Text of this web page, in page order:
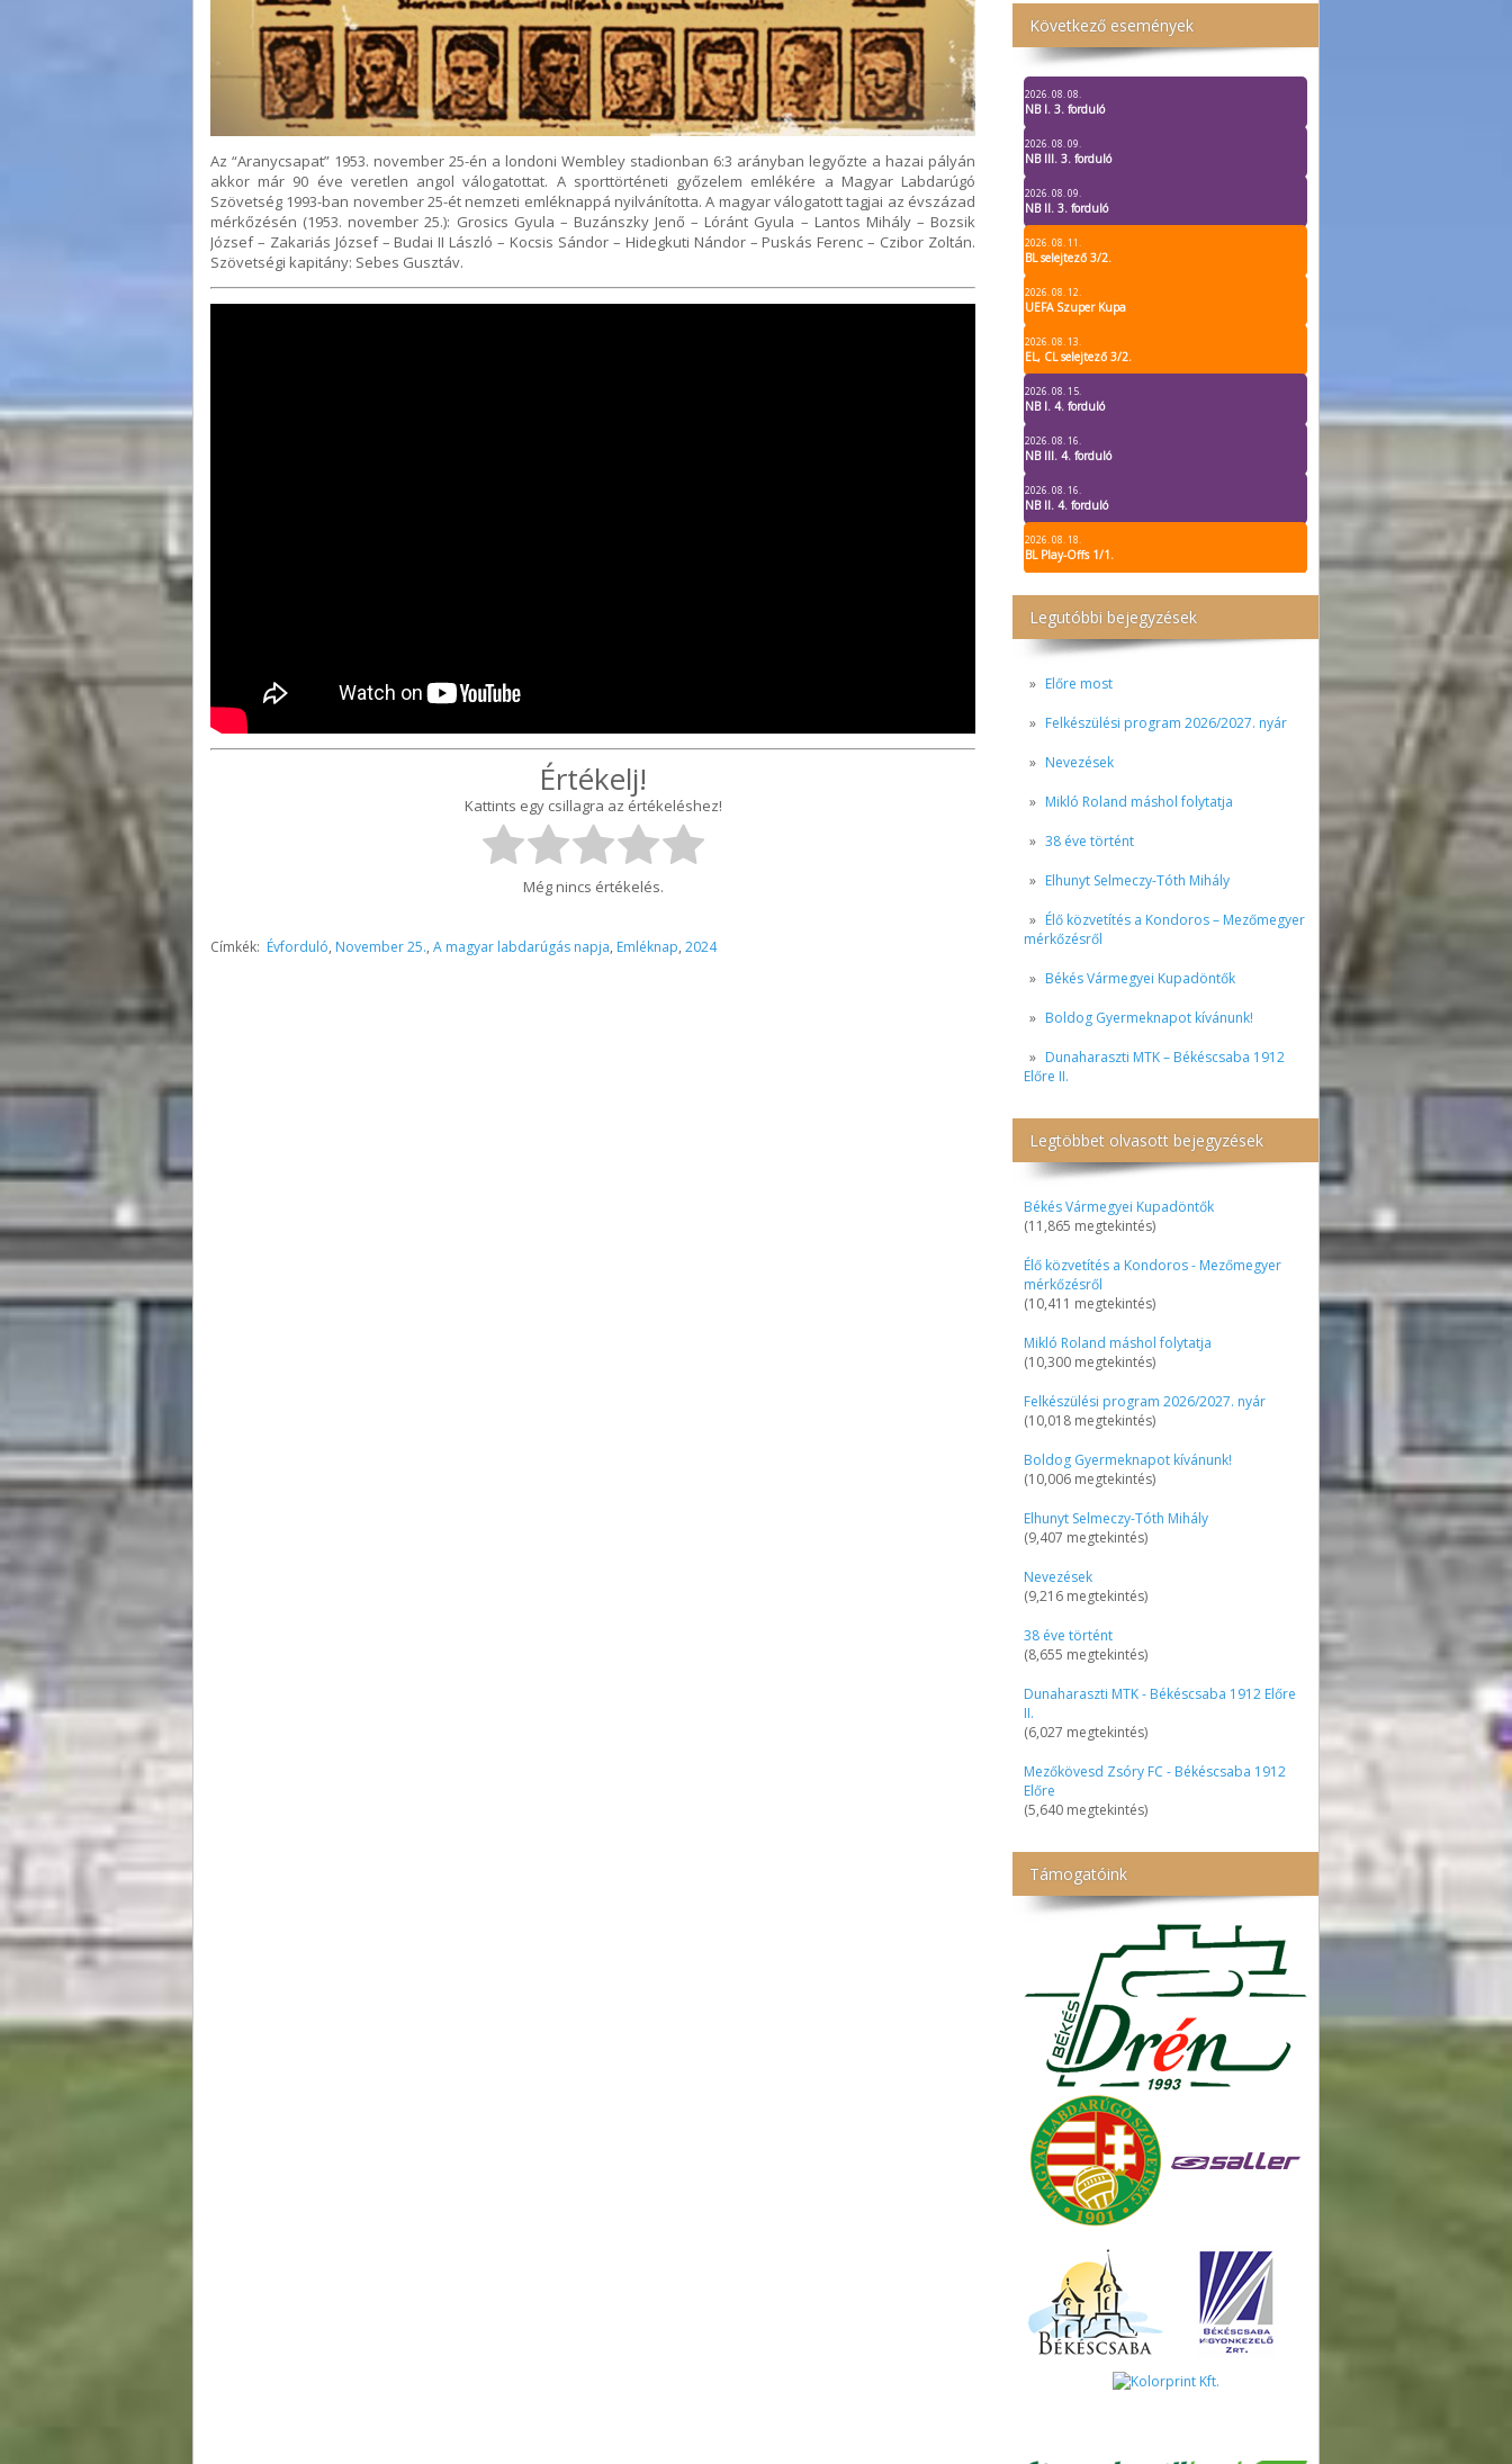
Következő események
2026. 08. 08.
NB I. 3. forduló
2026. 08. 09.
NB III. 3. forduló
2026. 08. 09.
NB II. 3. forduló
2026. 08. 11.
BL selejtező 3/2.
2026. 08. 12.
UEFA Szuper Kupa
2026. 08. 13.
EL, CL selejtező 3/2.
2026. 08. 15.
NB I. 4. forduló
2026. 08. 16.
NB III. 4. forduló
2026. 08. 16.
NB II. 4. forduló
2026. 08. 18.
BL Play-Offs 1/1.
Legutóbbi bejegyzések
Előre most
Felkészülési program 2026/2027. nyár
Nevezések
Mikló Roland máshol folytatja
38 éve történt
Elhunyt Selmeczy-Tóth Mihály
Élő közvetítés a Kondoros – Mezőmegyer
mérkőzésről
Békés Vármegyei Kupadöntők
Boldog Gyermeknapot kívánunk!
Dunaharaszti MTK – Békéscsaba 1912
Előre II.
Legtöbbet olvasott bejegyzések
Békés Vármegyei Kupadöntők
(11,865 megtekintés)
Élő közvetítés a Kondoros - Mezőmegyer
mérkőzésről
(10,411 megtekintés)
Mikló Roland máshol folytatja
(10,300 megtekintés)
Felkészülési program 2026/2027. nyár
(10,018 megtekintés)
Boldog Gyermeknapot kívánunk!
(10,006 megtekintés)
Elhunyt Selmeczy-Tóth Mihály
(9,407 megtekintés)
Nevezések
(9,216 megtekintés)
38 éve történt
(8,655 megtekintés)
Dunaharaszti MTK - Békéscsaba 1912 Előre
II.
(6,027 megtekintés)
Mezőkövesd Zsóry FC - Békéscsaba 1912
Előre
(5,640 megtekintés)
Támogatóink
Az “Aranycsapat” 1953. november 25-én a londoni Wembley stadionban 6:3 arányban legyőzte a hazai pályán
akkor már 90 éve veretlen angol válogatottat. A sporttörténeti győzelem emlékére a Magyar Labdarúgó
Szövetség 1993-ban november 25-ét nemzeti emléknappá nyilvánította. A magyar válogatott tagjai az évszázad
mérkőzésén (1953. november 25.): Grosics Gyula – Buzánszky Jenő – Lóránt Gyula – Lantos Mihály – Bozsik
József – Zakariás József – Budai II László – Kocsis Sándor – Hidegkuti Nándor – Puskás Ferenc – Czibor Zoltán.
Szövetségi kapitány: Sebes Gusztáv.
Értékelj!
Kattints egy csillagra az értékeléshez!
Még nincs értékelés.
Címkék: Évforduló, November 25., A magyar labdarúgás napja, Emléknap, 2024